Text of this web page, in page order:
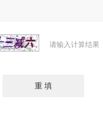
请输入计算结果